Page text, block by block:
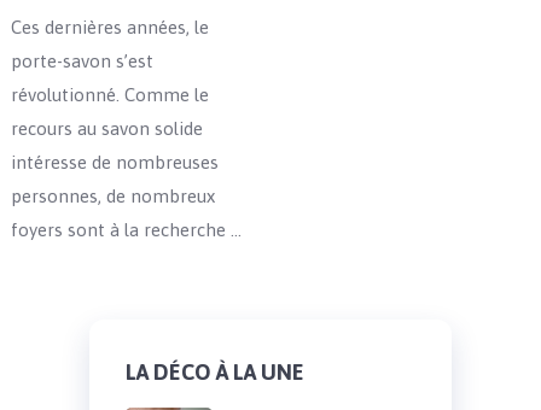
Ces dernières années, le
porte-savon s’est
révolutionné. Comme le
recours au savon solide
intéresse de nombreuses
personnes, de nombreux
foyers sont à la recherche …
LA DÉCO À LA UNE